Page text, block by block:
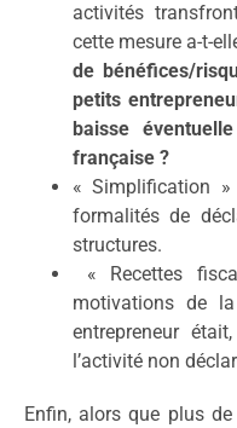
activités
cette mesure a-t-
de bénéfices/
petits
baisse
française ?
« Simplification
formalités de
structures.
« Recettes
motivations de
entrepreneur
l’activité non
Enfin, alors que plus